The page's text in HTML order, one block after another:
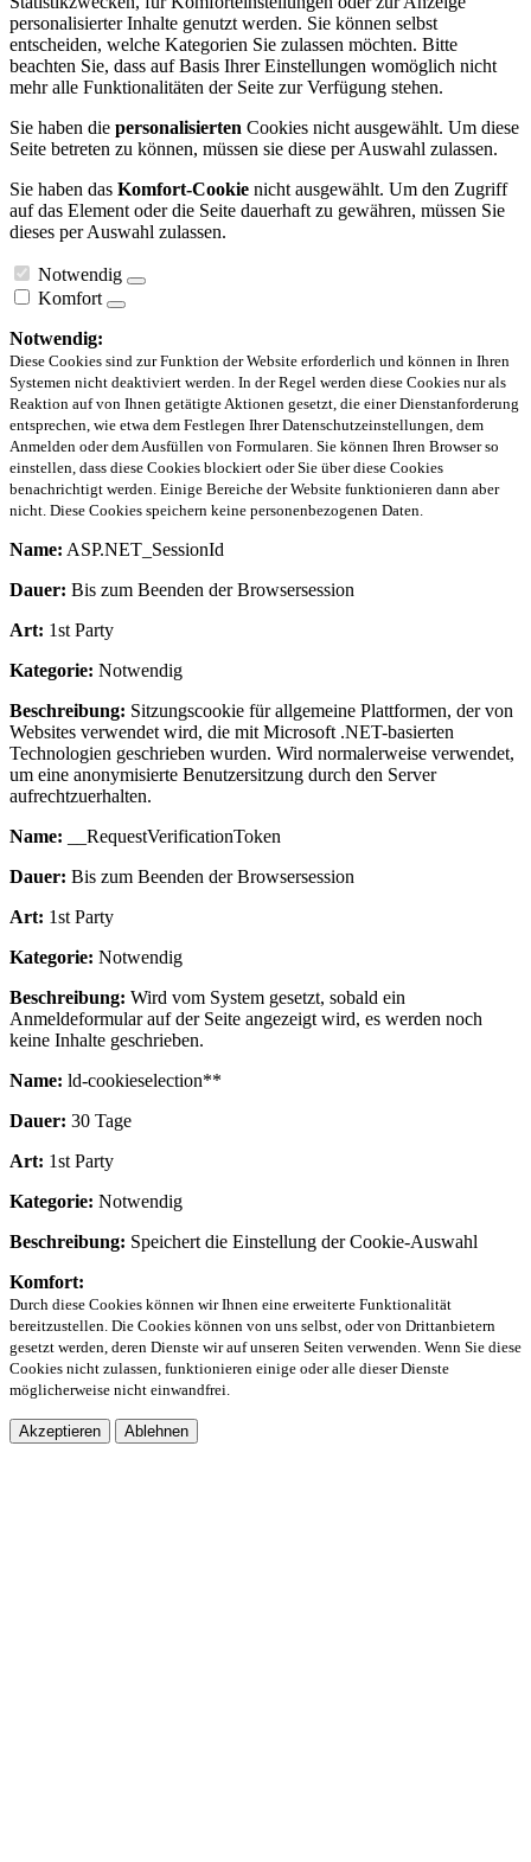
personalisierter Inhalte genutzt werden. Sie können selbst
entscheiden, welche Kategorien Sie zulassen möchten. Bitte
beachten Sie, dass auf Basis Ihrer Einstellungen womöglich nicht
mehr alle Funktionalitäten der Seite zur Verfügung stehen.
Sie haben die personalisierten Cookies nicht ausgewählt. Um diese
Seite betreten zu können, müssen sie diese per Auswahl zulassen.
Sie haben das Komfort-Cookie nicht ausgewählt. Um den Zugriff
auf das Element oder die Seite dauerhaft zu gewähren, müssen Sie
dieses per Auswahl zulassen.
Notwendig
Komfort
Notwendig:
Diese Cookies sind zur Funktion der Website erforderlich und können in Ihren
Systemen nicht deaktiviert werden. In der Regel werden diese Cookies nur als
Reaktion auf von Ihnen getätigte Aktionen gesetzt, die einer Dienstanforderung
entsprechen, wie etwa dem Festlegen Ihrer Datenschutzeinstellungen, dem
Anmelden oder dem Ausfüllen von Formularen. Sie können Ihren Browser so
einstellen, dass diese Cookies blockiert oder Sie über diese Cookies
benachrichtigt werden. Einige Bereiche der Website funktionieren dann aber
nicht. Diese Cookies speichern keine personenbezogenen Daten.
Name: ASP.NET_SessionId
Dauer: Bis zum Beenden der Browsersession
Art: 1st Party
Kategorie: Notwendig
Beschreibung: Sitzungscookie für allgemeine Plattformen, der von
Websites verwendet wird, die mit Microsoft .NET-basierten
Technologien geschrieben wurden. Wird normalerweise verwendet,
um eine anonymisierte Benutzersitzung durch den Server
aufrechtzuerhalten.
Name: __RequestVerificationToken
Dauer: Bis zum Beenden der Browsersession
Art: 1st Party
Kategorie: Notwendig
Beschreibung: Wird vom System gesetzt, sobald ein
Anmeldeformular auf der Seite angezeigt wird, es werden noch
keine Inhalte geschrieben.
Name: ld-cookieselection**
Dauer: 30 Tage
Art: 1st Party
Kategorie: Notwendig
Beschreibung: Speichert die Einstellung der Cookie-Auswahl
Komfort:
Durch diese Cookies können wir Ihnen eine erweiterte Funktionalität
bereitzustellen. Die Cookies können von uns selbst, oder von Drittanbietern
gesetzt werden, deren Dienste wir auf unseren Seiten verwenden. Wenn Sie diese
Cookies nicht zulassen, funktionieren einige oder alle dieser Dienste
möglicherweise nicht einwandfrei.
Akzeptieren Ablehnen